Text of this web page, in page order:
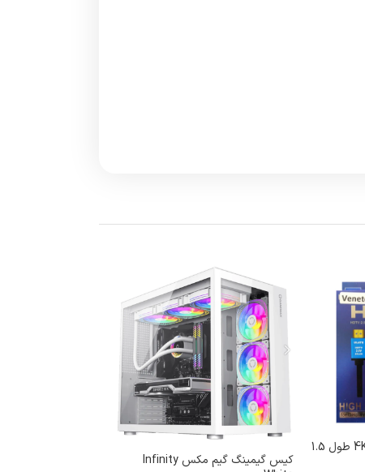
کابل HDMI ونتولینک مدل 4K طول 1.5
کیس گیمینگ گیم مکس Infinity